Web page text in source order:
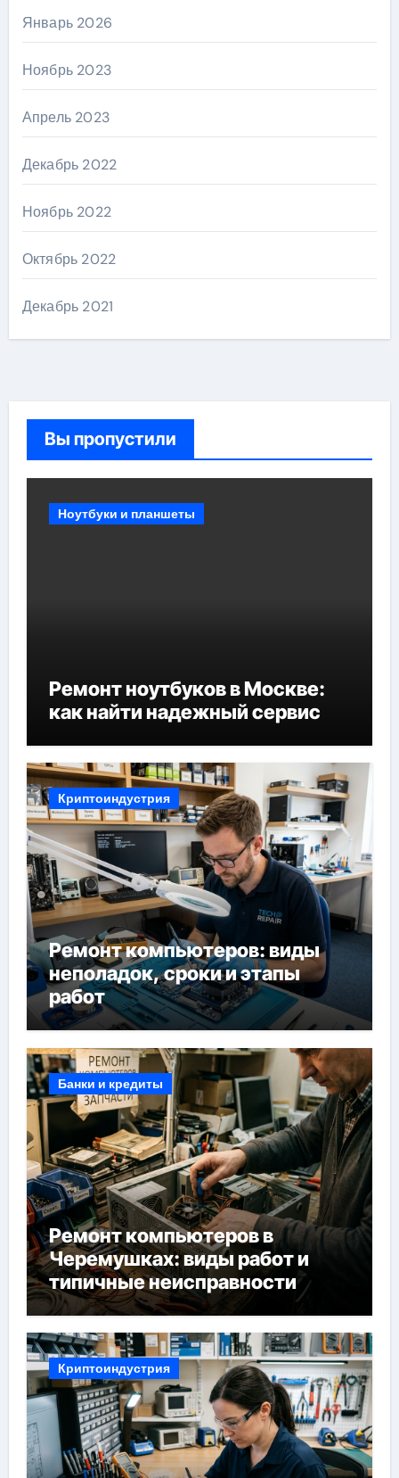
Январь 2026
Ноябрь 2023
Апрель 2023
Декабрь 2022
Ноябрь 2022
Октябрь 2022
Декабрь 2021
Вы пропустили
Ноутбуки и планшеты
Ремонт ноутбуков в Москве:
как найти надежный сервис
Криптоиндустрия
Ремонт компьютеров: виды
неполадок, сроки и этапы
работ
Банки и кредиты
Ремонт компьютеров в
Черемушках: виды работ и
типичные неисправности
Криптоиндустрия